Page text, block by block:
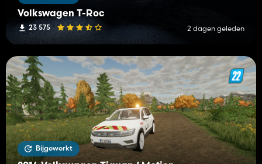
Volkswagen T-Roc
23 575 2 dagen geleden
Bijgewerkt